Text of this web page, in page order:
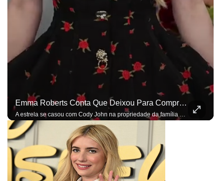
Emma Roberts Conta Que Deixou Para Comprar A Aliança De Casamento Dias Antes Da Cerimônia
A estrela se casou com Cody John na propriedade da família do ator em Idaho